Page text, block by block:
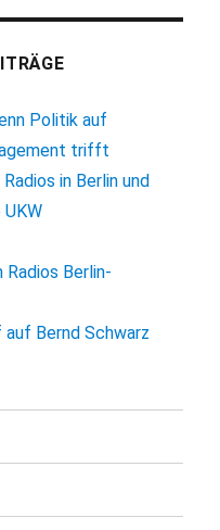
Politik auf
trifft
in Berlin und
Radios Berlin-
auf Bernd Schwarz